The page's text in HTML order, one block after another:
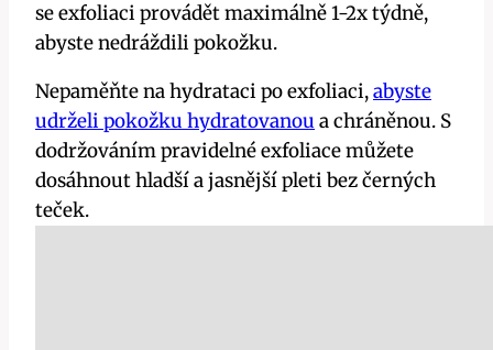
se exfoliaci provádět maximálně 1-2x týdně,
abyste nedráždili pokožku.
Nepaměňte na hydrataci po exfoliaci,abyste
udrželi pokožku hydratovanou a chráněnou. S
dodržováním pravidelné exfoliace můžete
dosáhnout hladší a jasnější pleti bez černých
teček.